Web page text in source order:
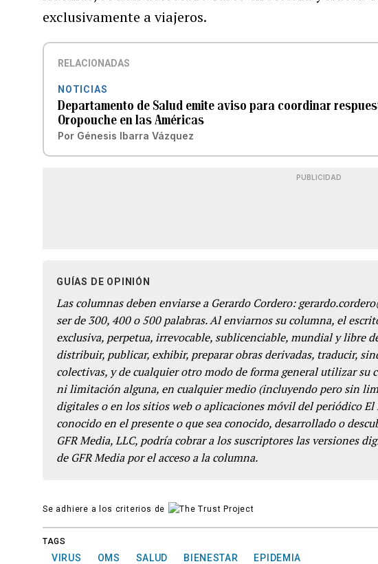
exclusivamente a viajeros.
RELACIONADAS
NOTICIAS
Departamento de Salud emite aviso para coordinar
Oropouche en las Américas
Por Génesis Ibarra Vázquez
PUBLICIDAD
GUÍAS DE OPINIÓN
Las columnas deben enviarse a Gerardo Cordero:
ser de 300, 400 o 500 palabras. Al enviarnos su columna, el
exclusiva, perpetua, irrevocable, sublicenciable, mundial y libre
distribuir, publicar, exhibir, preparar obras derivadas, traducir,
colectivas, y de cualquier otro modo de forma general utilizar su
ni limitación alguna, en cualquier medio (incluyendo pero sin
digitales o en los sitios web o aplicaciones móvil del periódico
conocido en el presente o que sea conocido, desarrollado o
GFR Media, LLC, podría cobrar a los suscriptores las versiones
de GFR Media por el acceso a la columna.
Se adhiere a los criterios de
TAGS
VIRUS OMS SALUD BIENESTAR EPIDEMIA